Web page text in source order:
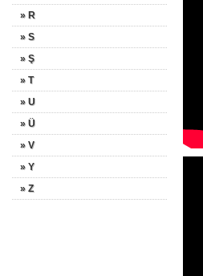
» R
» S
» Ş
» T
» U
» Ü
» V
» Y
» Z